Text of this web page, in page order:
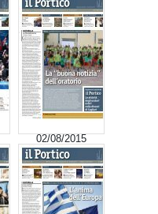
02/08/2015